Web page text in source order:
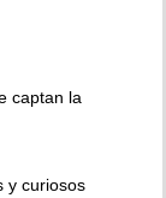
captan la
y curiosos